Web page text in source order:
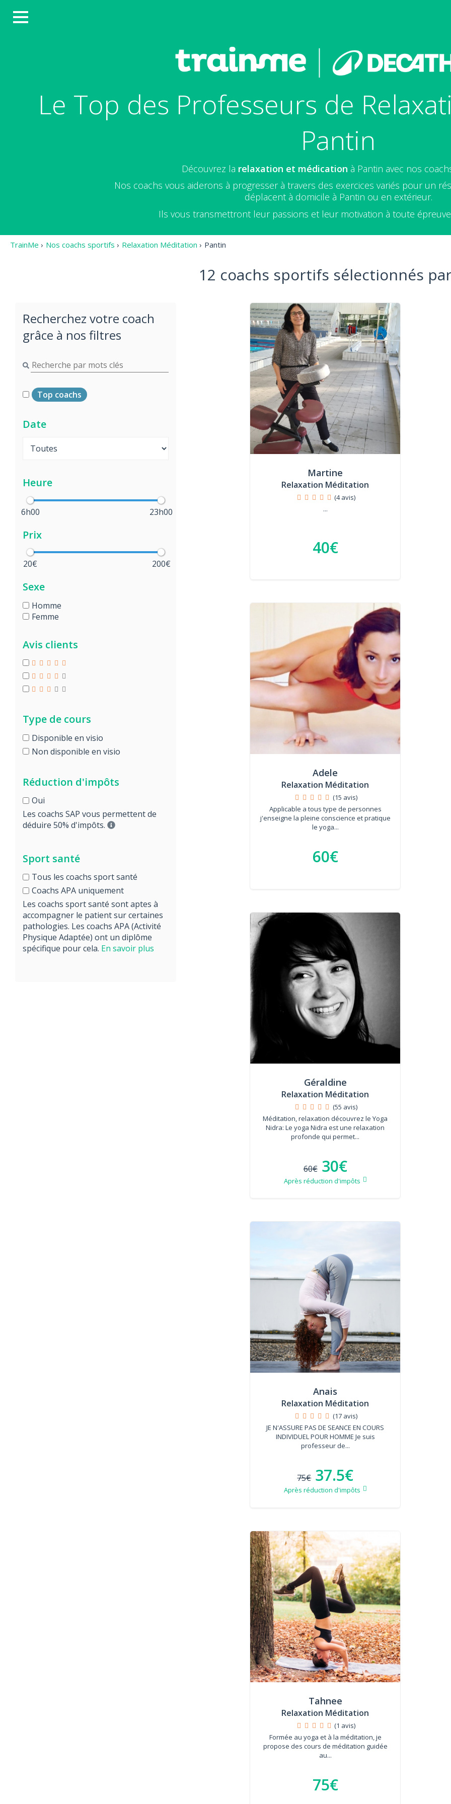
Le Top des Professeurs de
Pantin
Découvrez la relaxation et médication à Pantin avec nos
Nos coachs vous aiderons à progresser à travers des exercices variés pour un
déplacent à domicile à Pantin ou en extérieur.
Ils vous transmettront leur passions et leur motivation à toute
TrainMe › Nos coachs sportifs › Relaxation Méditation › Pantin
Recherchez votre coach
grâce à nos filtres
Top coachs
Date
Heure
6h00 23h00
Prix
20€ 200€
Sexe
Homme
Femme
Avis clients
Type de cours
Disponible en visio
Non disponible en visio
Réduction d'impôts
Oui
Les coachs SAP vous permettent de
déduire 50% d'impôts.
Sport santé
Tous les coachs sport santé
Coachs APA uniquement
Les coachs sport santé sont aptes à
accompagner le patient sur certaines
pathologies. Les coachs APA (Activité
Physique Adaptée) ont un diplôme
spécifique pour cela. En savoir plus
12 coachs sportifs sélectionnés
Martine
Relaxation Méditation
(4 avis)
...
40€
Adele
Relaxation Méditation
(15 avis)
Applicable a tous type de personnes
j'enseigne la pleine conscience et pratique
le yoga...
60€
Géraldine
Relaxation Méditation
(55 avis)
Méditation, relaxation découvrez le Yoga
Nidra: Le yoga Nidra est une relaxation
profonde qui permet...
60€ 30€
Après réduction d'impôts
Anais
Relaxation Méditation
(17 avis)
JE N'ASSURE PAS DE SEANCE EN COURS
INDIVIDUEL POUR HOMME Je suis
professeur de...
75€ 37.5€
Après réduction d'impôts
Tahnee
Relaxation Méditation
(1 avis)
Formée au yoga et à la méditation, je
propose des cours de méditation guidée
au...
75€